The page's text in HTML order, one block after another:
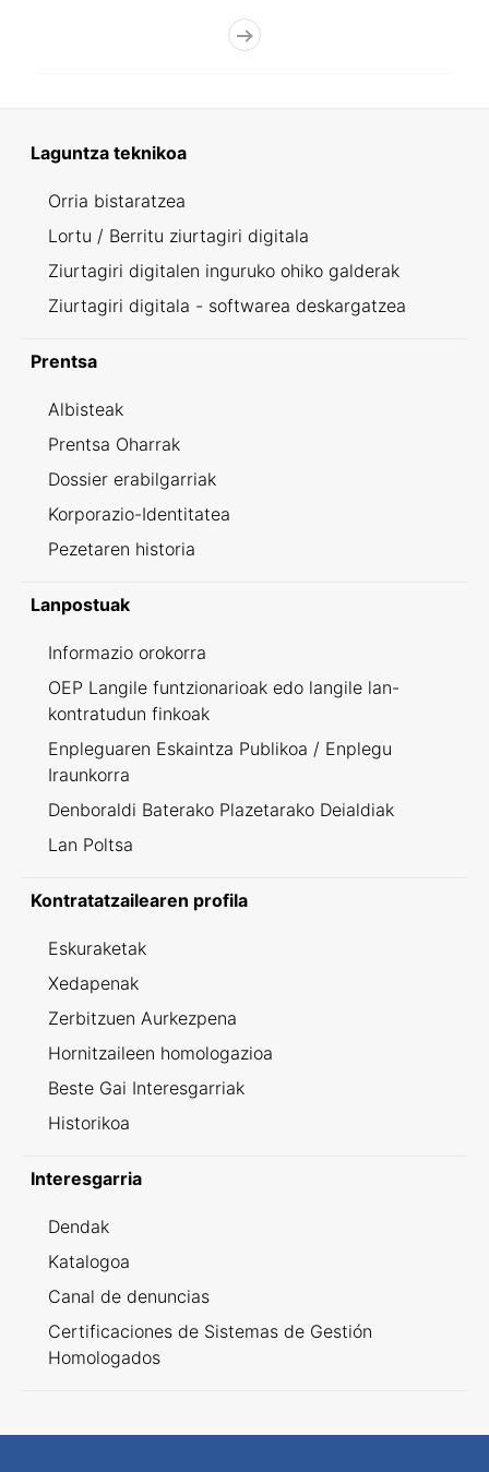
Laguntza teknikoa
Orria bistaratzea
Lortu / Berritu ziurtagiri digitala
Ziurtagiri digitalen inguruko ohiko galderak
Ziurtagiri digitala - softwarea deskargatzea
Prentsa
Albisteak
Prentsa Oharrak
Dossier erabilgarriak
Korporazio-Identitatea
Pezetaren historia
Lanpostuak
Informazio orokorra
OEP Langile funtzionarioak edo langile lan-
kontratudun finkoak
Enpleguaren Eskaintza Publikoa / Enplegu
Iraunkorra
Denboraldi Baterako Plazetarako Deialdiak
Lan Poltsa
Kontratatzailearen profila
Eskuraketak
Xedapenak
Zerbitzuen Aurkezpena
Hornitzaileen homologazioa
Beste Gai Interesgarriak
Historikoa
Interesgarria
Dendak
Katalogoa
Canal de denuncias
Certificaciones de Sistemas de Gestión
Homologados